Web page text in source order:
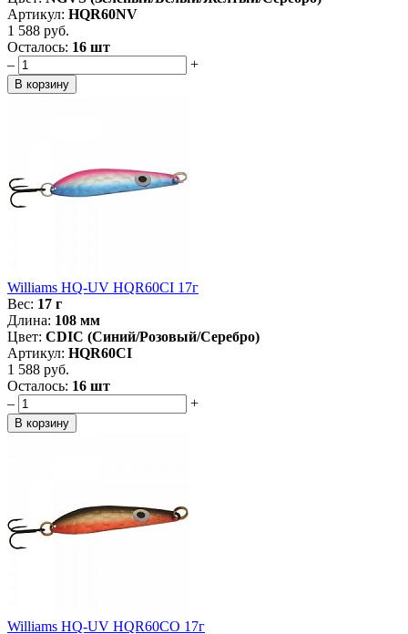
Артикул: HQR60NV
1 588 руб.
Осталось: 16 шт
–
+
Williams HQ-UV HQR60CI 17г
Вес: 17 г
Длина: 108 мм
Цвет: CDIC (Синий/Розовый/Серебро)
Артикул: HQR60CI
1 588 руб.
Осталось: 16 шт
–
+
Williams HQ-UV HQR60CO 17г